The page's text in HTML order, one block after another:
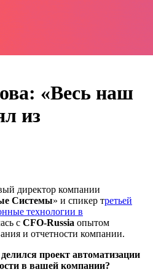
«Весь наш
из
директор компании
Системы» и спикер третьей
технологии в
с CFO-Russia опытом
и отчетности компании.
проект автоматизации
в вашей компании?